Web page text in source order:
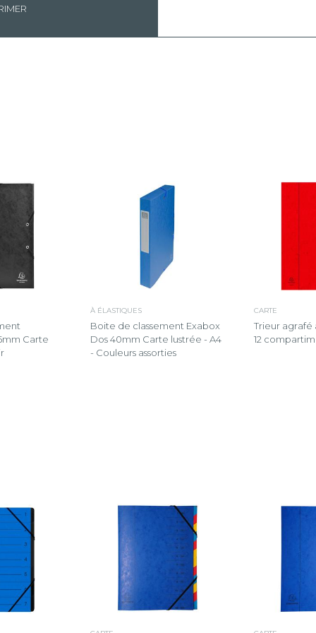
Carte
À ÉLASTIQUES
Boite de classement Exabox
Dos 40mm Carte lustrée - A4
- Couleurs assorties
CARTE
Trieur agrafé
12